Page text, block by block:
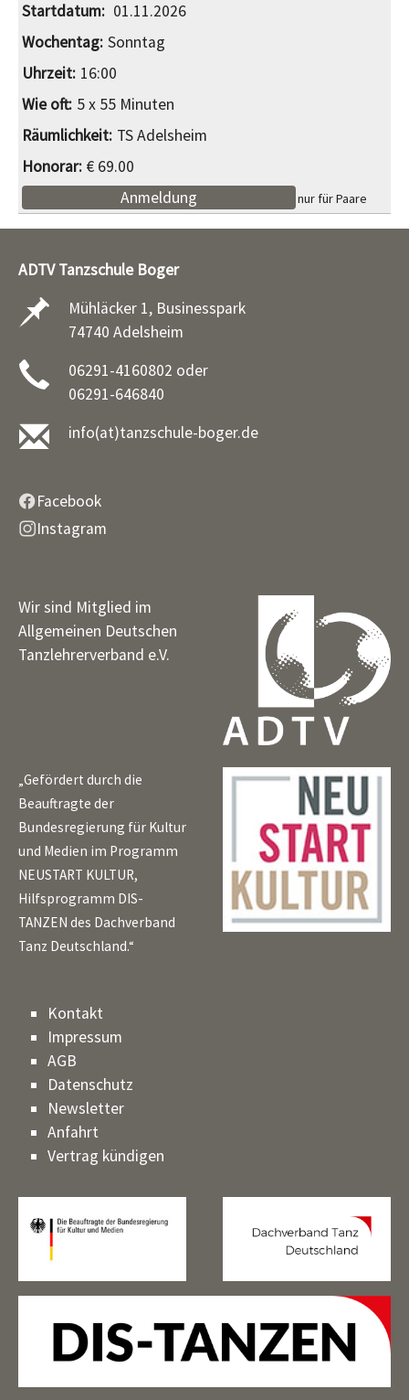
01.11.2026
Sonntag
16:00
5 x 55 Minuten
TS Adelsheim
€ 69.00
Anmeldung
nur für Paare
ADTV Tanzschule Boger
Mühläcker 1, Businesspark
74740 Adelsheim
06291-4160802 oder
06291-646840
info(at)tanzschule-boger.de
Facebook
Instagram
Wir sind Mitglied im
Allgemeinen Deutschen
Tanzlehrerverband e.V.
„Gefördert durch die
Beauftragte der
Bundesregierung für Kultur
und Medien im Programm
NEUSTART KULTUR,
Hilfsprogramm DIS-
TANZEN des Dachverband
Tanz Deutschland.“
Kontakt
Impressum
AGB
Datenschutz
Newsletter
Anfahrt
Vertrag kündigen